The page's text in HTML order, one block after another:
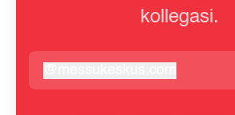
kollegasi.
messukeskus.com